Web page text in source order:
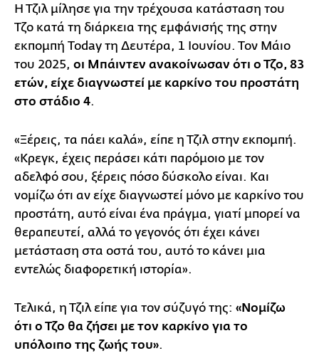
Η Τζιλ μίλησε για την τρέχουσα κατάσταση του
Τζο κατά τη διάρκεια της εμφάνισής της στην
εκπομπή Today τη Δευτέρα, 1 Ιουνίου. Τον Μάιο
του 2025, οι Μπάιντεν ανακοίνωσαν ότι ο Τζο, 83
ετών, είχε διαγνωστεί με καρκίνο του προστάτη
στο στάδιο 4.
«Ξέρεις, τα πάει καλά», είπε η Τζιλ στην εκπομπή.
«Κρεγκ, έχεις περάσει κάτι παρόμοιο με τον
αδελφό σου, ξέρεις πόσο δύσκολο είναι. Και
νομίζω ότι αν είχε διαγνωστεί μόνο με καρκίνο του
προστάτη, αυτό είναι ένα πράγμα, γιατί μπορεί να
θεραπευτεί, αλλά το γεγονός ότι έχει κάνει
μετάσταση στα οστά του, αυτό το κάνει μια
εντελώς διαφορετική ιστορία».
Τελικά, η Τζιλ είπε για τον σύζυγό της: «Νομίζω
ότι ο Τζο θα ζήσει με τον καρκίνο για το
υπόλοιπο της ζωής του».